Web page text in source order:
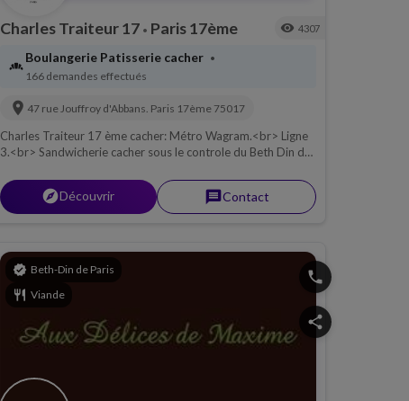
Charles Traiteur 17 • Paris 17ème visibility 4307
bakery_dining
Boulangerie Patisserie cacher •
166 demandes effectués
location_on 47 rue Jouffroy d'Abbans. Paris 17ème 75017
Charles Traiteur 17 ème cacher: Métro Wagram.<br> Ligne
3.<br> Sandwicherie cacher sous le controle du Beth Din de
explorerDécouvrir messageContact
verified Beth-Din de Paris
restaurant Viande
phone
share